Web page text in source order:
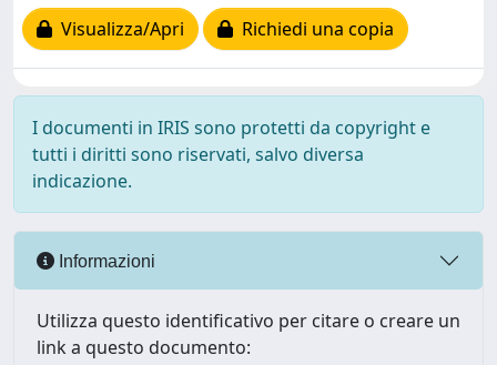
Visualizza/Apri
Richiedi una copia
I documenti in IRIS sono protetti da copyright e
tutti i diritti sono riservati, salvo diversa
indicazione.
Informazioni
Utilizza questo identificativo per citare o creare un
link a questo documento: